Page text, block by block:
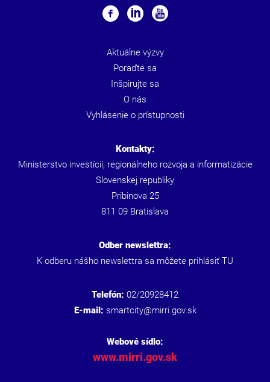
Aktuálne výzvy
Poraďte sa
Inšpirujte sa
O nás
Vyhlásenie o prístupnosti
Kontakty:
Ministerstvo investícií, regionálneho rozvoja a informatizácie
Slovenskej republiky
Pribinova 25
811 09 Bratislava
Odber newslettra:
K odberu nášho newslettra sa môžete prihlásiť TU
Telefón: 02/20928412
E-mail: smartcity@mirri.gov.sk
Webové sídlo:
www.mirri.gov.sk